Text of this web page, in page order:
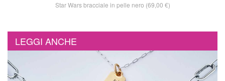
Star Wars bracciale in pelle nero (69,00 €)
LEGGI ANCHE